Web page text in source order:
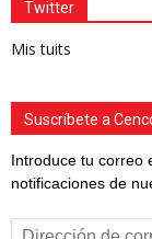
Twitter
Mis tuits
Suscríbete a
Introduce tu correo
notificaciones de
Dirección